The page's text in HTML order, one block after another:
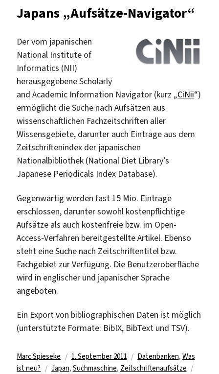
semantisch
Japans „Aufsätze-Navigator“
Der vom japanischen
National Institute of
Informatics (NII)
herausgegebene Scholarly
and Academic Information Navigator (kurz „CiNii“)
ermöglicht die Suche nach Aufsätzen aus
wissenschaftlichen Fachzeitschriften aller
Wissensgebiete, darunter auch Einträge aus dem
Zeitschriftenindex der japanischen
Nationalbibliothek (National Diet Library’s
Japanese Periodicals Index Database).
Gegenwärtig werden fast 15 Mio. Einträge
erschlossen, darunter sowohl kostenpflichtige
Aufsätze als auch kostenfreie bzw. im Open-
Access-Verfahren bereitgestellte Artikel. Ebenso
steht eine Suche nach Zeitschriftentitel bzw.
Fachgebiet zur Verfügung. Die Benutzeroberfläche
wird in englischer und japanischer Sprache
angeboten.
Ein Export von bibliographischen Daten ist möglich
(unterstützte Formate: BibIX, BibText und TSV).
Autor
Marc Spieseke
Veröffentlicht
am
1. September 2011 Kategorien
Datenbanken, Was
ist neu?
Schlagwörter
Japan, Suchmaschine, Zeitschriftenaufsätze